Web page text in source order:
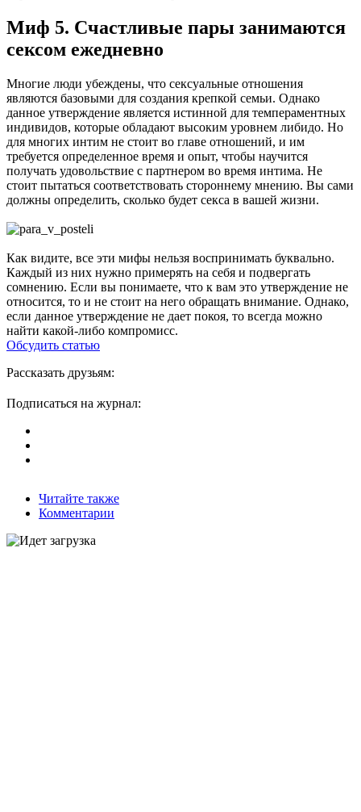
Миф 5. Счастливые пары занимаются
сексом ежедневно
Многие люди убеждены, что сексуальные отношения
являются базовыми для создания крепкой семьи. Однако
данное утверждение является истинной для темпераментных
индивидов, которые обладают высоким уровнем либидо. Но
для многих интим не стоит во главе отношений, и им
требуется определенное время и опыт, чтобы научится
получать удовольствие с партнером во время интима. Не
стоит пытаться соответствовать стороннему мнению. Вы сами
должны определить, сколько будет секса в вашей жизни.
Как видите, все эти мифы нельзя воспринимать буквально.
Каждый из них нужно примерять на себя и подвергать
сомнению. Если вы понимаете, что к вам это утверждение не
относится, то и не стоит на него обращать внимание. Однако,
если данное утверждение не дает покоя, то всегда можно
найти какой-либо компромисс.
Обсудить статью
Рассказать друзьям:
Подписаться на журнал:
Читайте также
Комментарии